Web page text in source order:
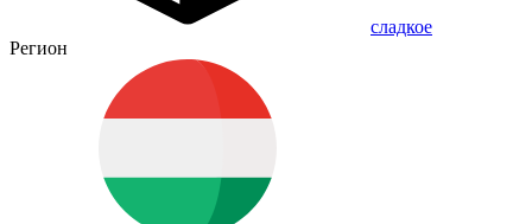
сладкое
Регион